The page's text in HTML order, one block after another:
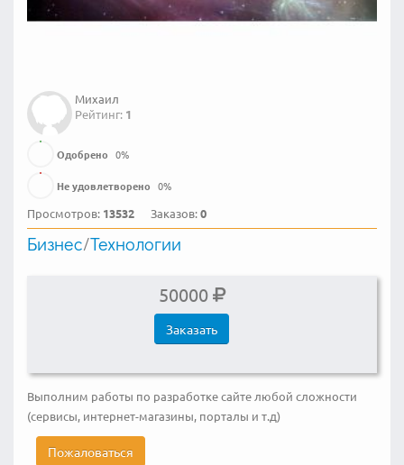
Михаил
Рейтинг: 1
Одобрено 0%
Не удовлетворено 0%
Просмотров: 13532 Заказов:0
Бизнес/Технологии
50000
Заказать
Выполним работы по разработке сайте любой сложности
(сервисы, интернет-магазины, порталы и т.д)
Пожаловаться